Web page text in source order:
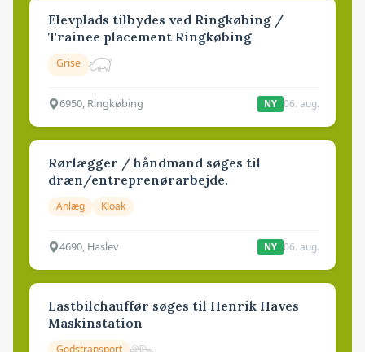
Elevplads tilbydes ved Ringkøbing /
Trainee placement Ringkøbing
Grise
6950, Ringkøbing NY 06. aug.
Rørlægger / håndmand søges til
dræn/entreprenørarbejde.
Anlæg Kloak
4690, Haslev NY 06. aug.
Lastbilchauffør søges til Henrik Haves
Maskinstation
Godstransport